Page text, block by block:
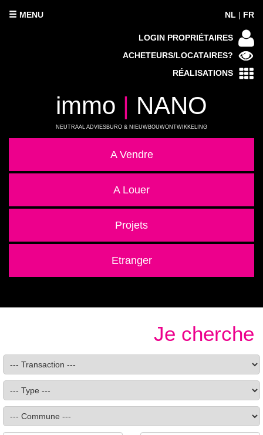
MENU NL | FR
LOGIN PROPRIÉTAIRES
ACHETEURS/LOCATAIRES?
RÉALISATIONS
immo | NANO
NEUTRAAL ADVIESBURO & NIEUWBOUWONTWIKKELING
A Vendre
A Louer
Projets
Etranger
Je cherche